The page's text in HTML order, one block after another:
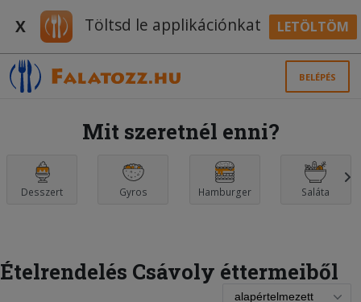
X Töltsd le applikációnkat LETÖLTÖM
BELÉPÉS
Mit szeretnél enni?
Desszert Gyros Hamburger Saláta
Ételrendelés Csávoly éttermeiből